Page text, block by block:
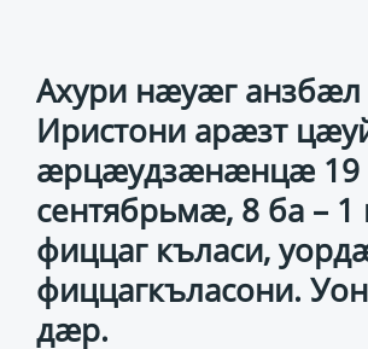
Ахури нæуæг
Иристони арæзт
æрцæудзæнæнцæ 19
сентябрьмæ, 8 ба –
фиццаг къласи,
фиццагкъласони.
дæр.